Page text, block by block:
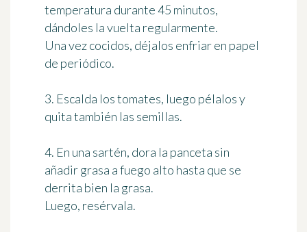
temperatura durante 45 minutos,
dándoles la vuelta regularmente.
Una vez cocidos, déjalos enfriar en papel
de periódico.
3. Escalda los tomates, luego pélalos y
quita también las semillas.
4. En una sartén, dora la panceta sin
añadir grasa a fuego alto hasta que se
derrita bien la grasa.
Luego, resérvala.